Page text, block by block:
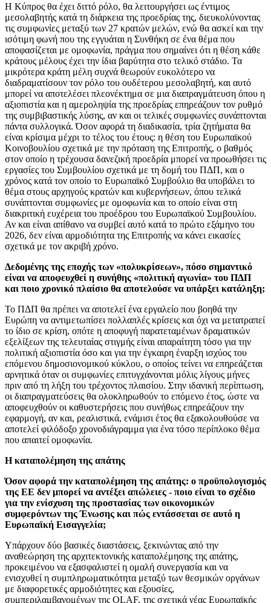
Η Κύπρος θα έχει διττό ρόλο, θα λειτουργήσει ως έντιμος
μεσολαβητής κατά τη διάρκεια της προεδρίας της, διευκολύνοντας
τις συμφωνίες μεταξύ των 27 κρατών μελών, ενώ θα ασκεί και την
ισότιμη φωνή που της εγγυάται η Συνθήκη σε ένα θέμα που
αποφασίζεται με ομοφωνία, πράγμα που σημαίνει ότι η θέση κάθε
κράτους μέλους έχει την ίδια βαρύτητα στο τελικό στάδιο. Τα
μικρότερα κράτη μέλη συχνά θεωρούν ευκολότερο να
διαδραματίσουν τον ρόλο του ουδέτερου μεσολαβητή, και αυτό
μπορεί να αποτελέσει πλεονέκτημα σε μια διαπραγμάτευση όπου η
αξιοπιστία και η αμεροληψία της προεδρίας επηρεάζουν τον ρυθμό
της συμβιβαστικής λύσης, αν και οι τελικές συμφωνίες συνάπτονται
πάντα συλλογικά. Όσον αφορά τη διαδικασία, τρία ζητήματα θα
είναι κρίσιμα μέχρι το τέλος του έτους: η θέση του Ευρωπαϊκού
Κοινοβουλίου σχετικά με την πρόταση της Επιτροπής, ο βαθμός
στον οποίο η τρέχουσα δανεζική προεδρία μπορεί να προωθήσει τις
εργασίες του Συμβουλίου σχετικά με τη δομή του ΠΔΠ, και ο
χρόνος κατά τον οποίο το Ευρωπαϊκό Συμβούλιο θα υποβάλει το
θέμα στους αρχηγούς κρατών και κυβερνήσεων, όπου τελικά
συνάπτονται συμφωνίες με ομοφωνία και το οποίο είναι στη
διακριτική ευχέρεια του προέδρου του Ευρωπαϊκού Συμβουλίου.
Αν και είναι απίθανο να συμβεί αυτό κατά το πρώτο εξάμηνο του
2026, δεν είναι αρμοδιότητα της Επιτροπής να κάνει εικασίες
σχετικά με τον ακριβή χρόνο.
Δεδομένης της εποχής των «πολυκρίσεων», πόσο σημαντικό
είναι να αποφευχθεί η συνήθης «πολιτική αγωνία» του ΠΔΠ
και ποιο χρονικό πλαίσιο θα αποτελούσε να υπάρξει κατάληξη;
Το ΠΔΠ θα πρέπει να αποτελεί ένα εργαλείο που βοηθά την
Ευρώπη να αντιμετωπίσει πολλαπλές κρίσεις και όχι να μετατραπεί
το ίδιο σε κρίση, οπότε η αποφυγή παρατεταμένων δραματικών
εξελίξεων της τελευταίας στιγμής είναι απαραίτητη τόσο για την
πολιτική αξιοπιστία όσο και για την έγκαιρη έναρξη ισχύος του
επόμενου δημοσιονομικού κύκλου, ο οποίος τείνει να επηρεάζεται
αρνητικά όταν οι συμφωνίες επιτυγχάνονται μόλις λίγους μήνες
πριν από τη λήξη του τρέχοντος πλαισίου. Στην ιδανική περίπτωση,
οι διαπραγματεύσεις θα ολοκληρωθούν το επόμενο έτος, ώστε να
αποφευχθούν οι καθυστερήσεις που συνήθως επηρεάζουν την
εφαρμογή, αν και, ρεαλιστικά, ενάμισι έτος θα εξακολουθούσε να
αποτελεί φιλόδοξο χρονοδιάγραμμα για ένα τόσο περίπλοκο θέμα
που απαιτεί ομοφωνία.
Η καταπολέμηση της απάτης
Όσον αφορά την καταπολέμηση της απάτης: ο προϋπολογισμός
της ΕΕ δεν μπορεί να αντέξει απώλειες - ποιο είναι το σχέδιο
για την ενίσχυση της προστασίας των οικονομικών
συμφερόντων της Ένωσης και πώς εντάσσεται σε αυτό η
Ευρωπαϊκή Εισαγγελία;
Υπάρχουν δύο βασικές διαστάσεις, ξεκινώντας από την
αναθεώρηση της αρχιτεκτονικής καταπολέμησης της απάτης,
προκειμένου να εξασφαλιστεί η ομαλή συνεργασία και να
ενισχυθεί η συμπληρωματικότητα μεταξύ των θεσμικών οργάνων
με διαφορετικές αρμοδιότητες και εξουσίες,
συμπεριλαμβανομένων της OLAF, της σχετικά νέας Ευρωπαϊκής